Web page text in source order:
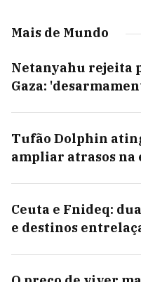
Mais de Mundo
Netanyahu rejeita
Gaza:
Tufão Dolphin
ampliar atrasos na
Ceuta e Fnideq:
e destinos